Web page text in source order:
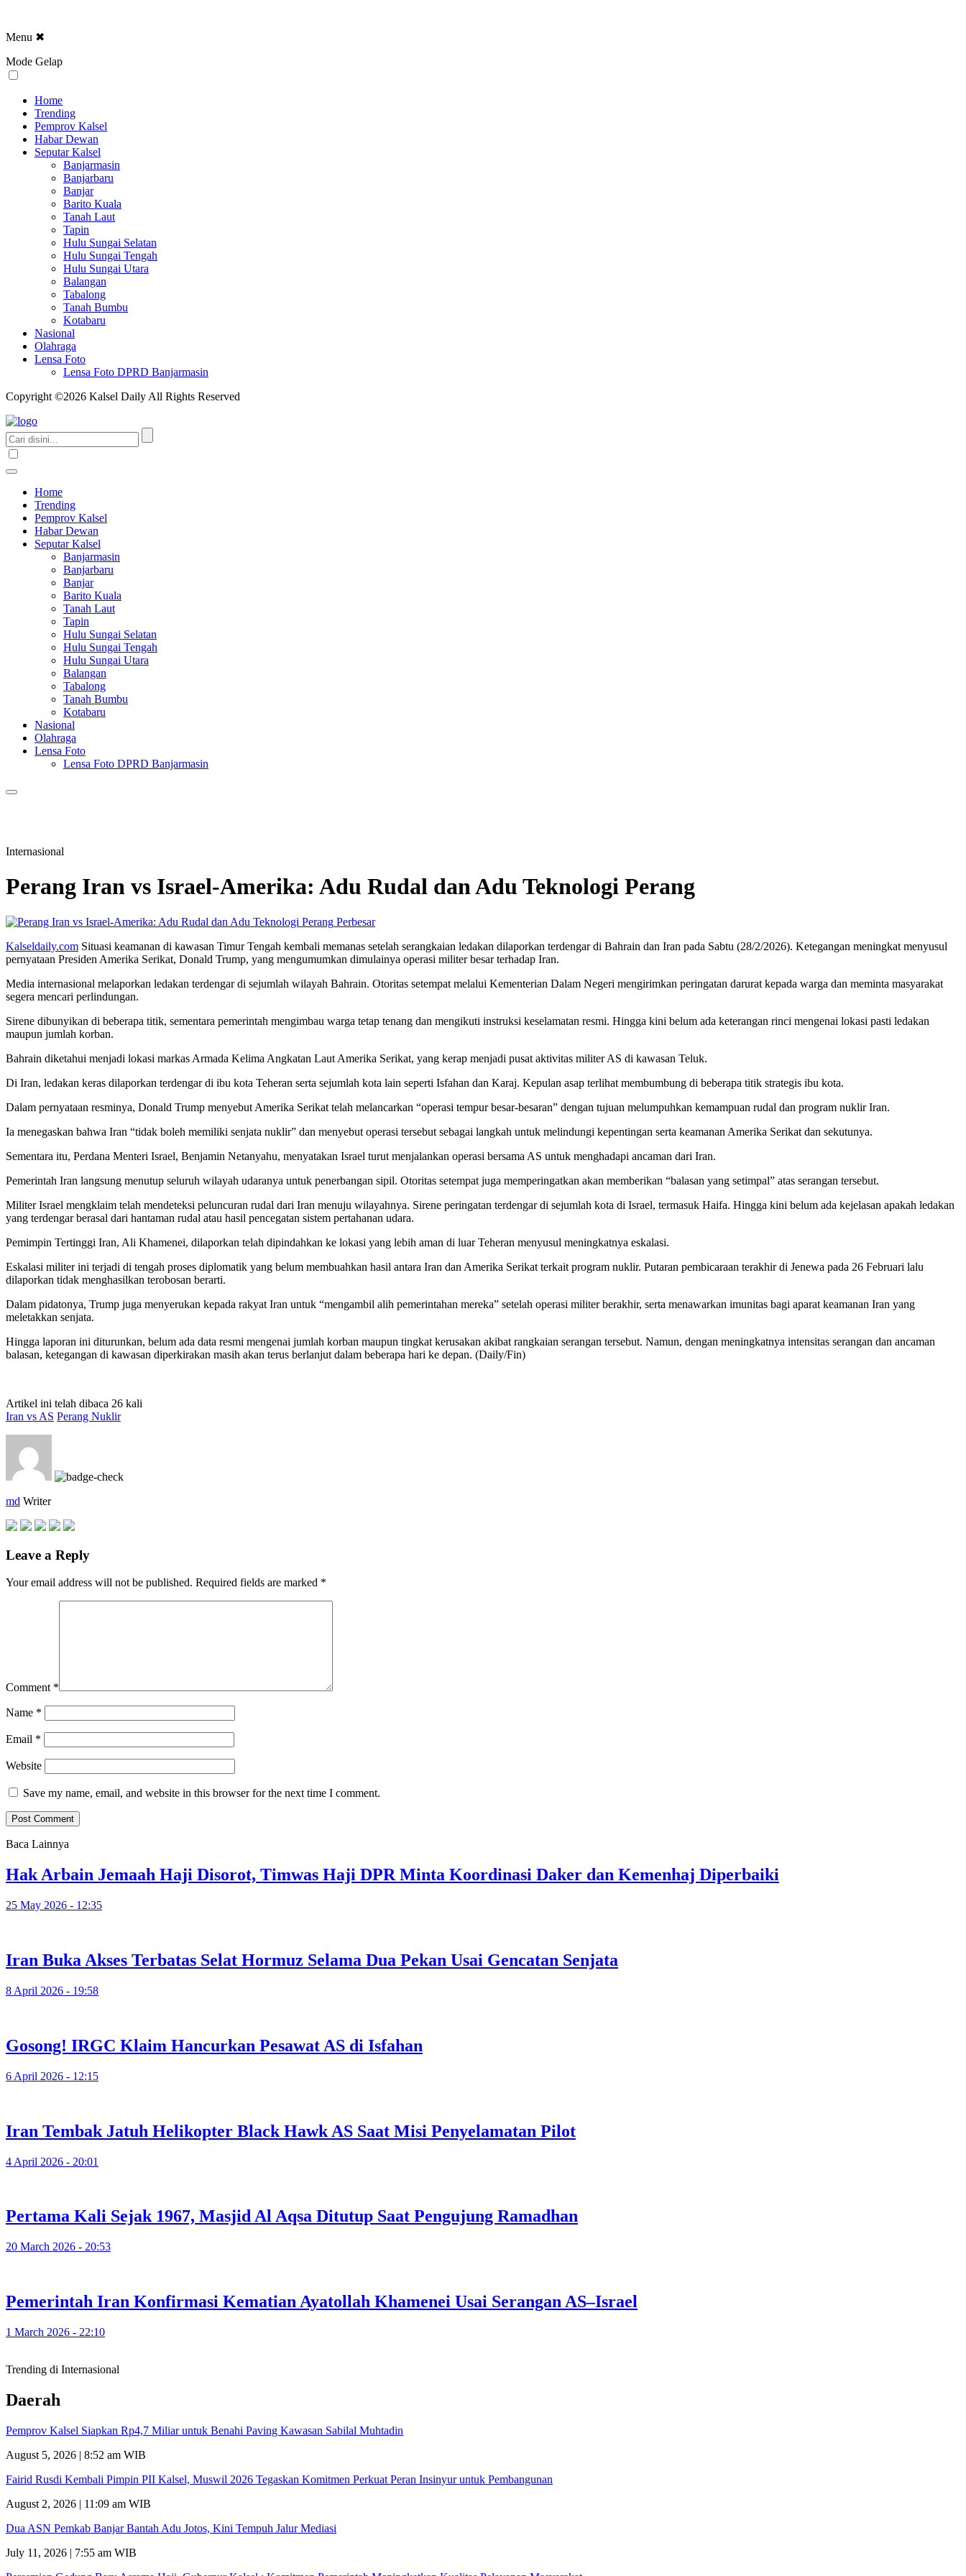
Menu ✖
Mode Gelap
Home
Trending
Pemprov Kalsel
Habar Dewan
Seputar Kalsel
Banjarmasin
Banjarbaru
Banjar
Barito Kuala
Tanah Laut
Tapin
Hulu Sungai Selatan
Hulu Sungai Tengah
Hulu Sungai Utara
Balangan
Tabalong
Tanah Bumbu
Kotabaru
Nasional
Olahraga
Lensa Foto
Lensa Foto DPRD Banjarmasin
Copyright ©2026 Kalsel Daily All Rights Reserved
Home
Trending
Pemprov Kalsel
Habar Dewan
Seputar Kalsel
Banjarmasin
Banjarbaru
Banjar
Barito Kuala
Tanah Laut
Tapin
Hulu Sungai Selatan
Hulu Sungai Tengah
Hulu Sungai Utara
Balangan
Tabalong
Tanah Bumbu
Kotabaru
Nasional
Olahraga
Lensa Foto
Lensa Foto DPRD Banjarmasin
Internasional
Perang Iran vs Israel-Amerika: Adu Rudal dan Adu Teknologi Perang
Perbesar
Kalseldaily.com Situasi keamanan di kawasan Timur Tengah kembali memanas setelah serangkaian ledakan dilaporkan terdengar di Bahrain dan Iran pada Sabtu (28/2/2026). Ketegangan meningkat menyusul
pernyataan Presiden Amerika Serikat, Donald Trump, yang mengumumkan dimulainya operasi militer besar terhadap Iran.
Media internasional melaporkan ledakan terdengar di sejumlah wilayah Bahrain. Otoritas setempat melalui Kementerian Dalam Negeri mengirimkan peringatan darurat kepada warga dan meminta masyarakat
segera mencari perlindungan.
Sirene dibunyikan di beberapa titik, sementara pemerintah mengimbau warga tetap tenang dan mengikuti instruksi keselamatan resmi. Hingga kini belum ada keterangan rinci mengenai lokasi pasti ledakan
maupun jumlah korban.
Bahrain diketahui menjadi lokasi markas Armada Kelima Angkatan Laut Amerika Serikat, yang kerap menjadi pusat aktivitas militer AS di kawasan Teluk.
Di Iran, ledakan keras dilaporkan terdengar di ibu kota Teheran serta sejumlah kota lain seperti Isfahan dan Karaj. Kepulan asap terlihat membumbung di beberapa titik strategis ibu kota.
Dalam pernyataan resminya, Donald Trump menyebut Amerika Serikat telah melancarkan “operasi tempur besar-besaran” dengan tujuan melumpuhkan kemampuan rudal dan program nuklir Iran.
Ia menegaskan bahwa Iran “tidak boleh memiliki senjata nuklir” dan menyebut operasi tersebut sebagai langkah untuk melindungi kepentingan serta keamanan Amerika Serikat dan sekutunya.
Sementara itu, Perdana Menteri Israel, Benjamin Netanyahu, menyatakan Israel turut menjalankan operasi bersama AS untuk menghadapi ancaman dari Iran.
Pemerintah Iran langsung menutup seluruh wilayah udaranya untuk penerbangan sipil. Otoritas setempat juga memperingatkan akan memberikan “balasan yang setimpal” atas serangan tersebut.
Militer Israel mengklaim telah mendeteksi peluncuran rudal dari Iran menuju wilayahnya. Sirene peringatan terdengar di sejumlah kota di Israel, termasuk Haifa. Hingga kini belum ada kejelasan apakah ledakan
yang terdengar berasal dari hantaman rudal atau hasil pencegatan sistem pertahanan udara.
Pemimpin Tertinggi Iran, Ali Khamenei, dilaporkan telah dipindahkan ke lokasi yang lebih aman di luar Teheran menyusul meningkatnya eskalasi.
Eskalasi militer ini terjadi di tengah proses diplomatik yang belum membuahkan hasil antara Iran dan Amerika Serikat terkait program nuklir. Putaran pembicaraan terakhir di Jenewa pada 26 Februari lalu
dilaporkan tidak menghasilkan terobosan berarti.
Dalam pidatonya, Trump juga menyerukan kepada rakyat Iran untuk “mengambil alih pemerintahan mereka” setelah operasi militer berakhir, serta menawarkan imunitas bagi aparat keamanan Iran yang
meletakkan senjata.
Hingga laporan ini diturunkan, belum ada data resmi mengenai jumlah korban maupun tingkat kerusakan akibat rangkaian serangan tersebut. Namun, dengan meningkatnya intensitas serangan dan ancaman
balasan, ketegangan di kawasan diperkirakan masih akan terus berlanjut dalam beberapa hari ke depan. (Daily/Fin)
Artikel ini telah dibaca 26 kali
Iran vs AS Perang Nuklir
md Writer
Leave a Reply
Your email address will not be published. Required fields are marked *
Comment *
Name *
Email *
Website
Save my name, email, and website in this browser for the next time I comment.
Baca Lainnya
Hak Arbain Jemaah Haji Disorot, Timwas Haji DPR Minta Koordinasi Daker dan Kemenhaj Diperbaiki
25 May 2026 - 12:35
Iran Buka Akses Terbatas Selat Hormuz Selama Dua Pekan Usai Gencatan Senjata
8 April 2026 - 19:58
Gosong! IRGC Klaim Hancurkan Pesawat AS di Isfahan
6 April 2026 - 12:15
Iran Tembak Jatuh Helikopter Black Hawk AS Saat Misi Penyelamatan Pilot
4 April 2026 - 20:01
Pertama Kali Sejak 1967, Masjid Al Aqsa Ditutup Saat Pengujung Ramadhan
20 March 2026 - 20:53
Pemerintah Iran Konfirmasi Kematian Ayatollah Khamenei Usai Serangan AS–Israel
1 March 2026 - 22:10
Trending di Internasional
Daerah
Pemprov Kalsel Siapkan Rp4,7 Miliar untuk Benahi Paving Kawasan Sabilal Muhtadin
August 5, 2026 | 8:52 am WIB
Fairid Rusdi Kembali Pimpin PII Kalsel, Muswil 2026 Tegaskan Komitmen Perkuat Peran Insinyur untuk Pembangunan
August 2, 2026 | 11:09 am WIB
Dua ASN Pemkab Banjar Bantah Adu Jotos, Kini Tempuh Jalur Mediasi
July 11, 2026 | 7:55 am WIB